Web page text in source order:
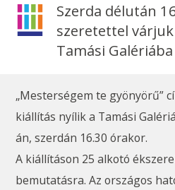
Szerda délután
szeretettel
Tamási Galériába
„Mesterségem te gyönyörű”
kiállítás nyílik a Tamási
án, szerdán 16.30 órakor.
A kiállításon 25 alkotó
bemutatásra. Az országos